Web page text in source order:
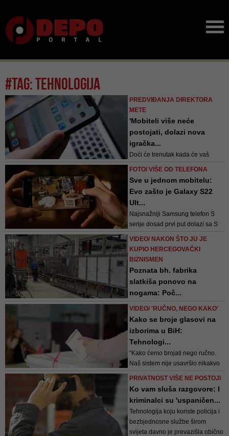
#tag: tehnologija
PREDVIĐANJA DIREKTORA
METE
'Mobiteli više neće
postojati, dolazi nova
igračka...
Doći će trenutak kada će vaš
pametni telefon većinu vremena
to desiti tokom 30-ih godina ovog
vijeka - najavljuje Zuckerberg
FOTO/ VIŠE OD TELEFONA
Sve u jednom mobitelu:
Evo zašto je Galaxy S22
Ult...
Najsnažniji Samsung telefon S
serije dosad prvi put dolazi sa S
Pen - olovkom koja predstavlja
tajno oružje kreativnosti i
najosjetljivija S Pen ikada čini
da...
VIDEO/ NAKON ŠTO JU JE
KUPIO HERCEGOVAČKI
BIZNISMEN
Poznata bh. fabrika
slatkiša ponovo na
nogama: Poč...
Ćorluka nije mogao precizirati
naći na policama dućana,
naglasivši kako sve ovisi od
uštimavanja novih strojeva
VIDEO/ 'RUČNO, NEGO KAKO'
Kako se broje glasovi na
izborima u BiH:
Tehnologi...
“Kako ćemo brojati nego ručno.
Naš sistem nije usavršio nikakvo
drugo brojanje nego ručno. Kako
je od sedam sati ujutro do dva
sata, ne brojanje, nego sve
kompletno dok se izbrojalo..."
PRIVATNOST VIŠE NE POSTOJI
Ko vam sluša razgovore: I
kriminalci su 'uspaničen...
Tehnologija koju koriste policija i
bezbjednosne službe širom
svijeta davno je prevazišla obično